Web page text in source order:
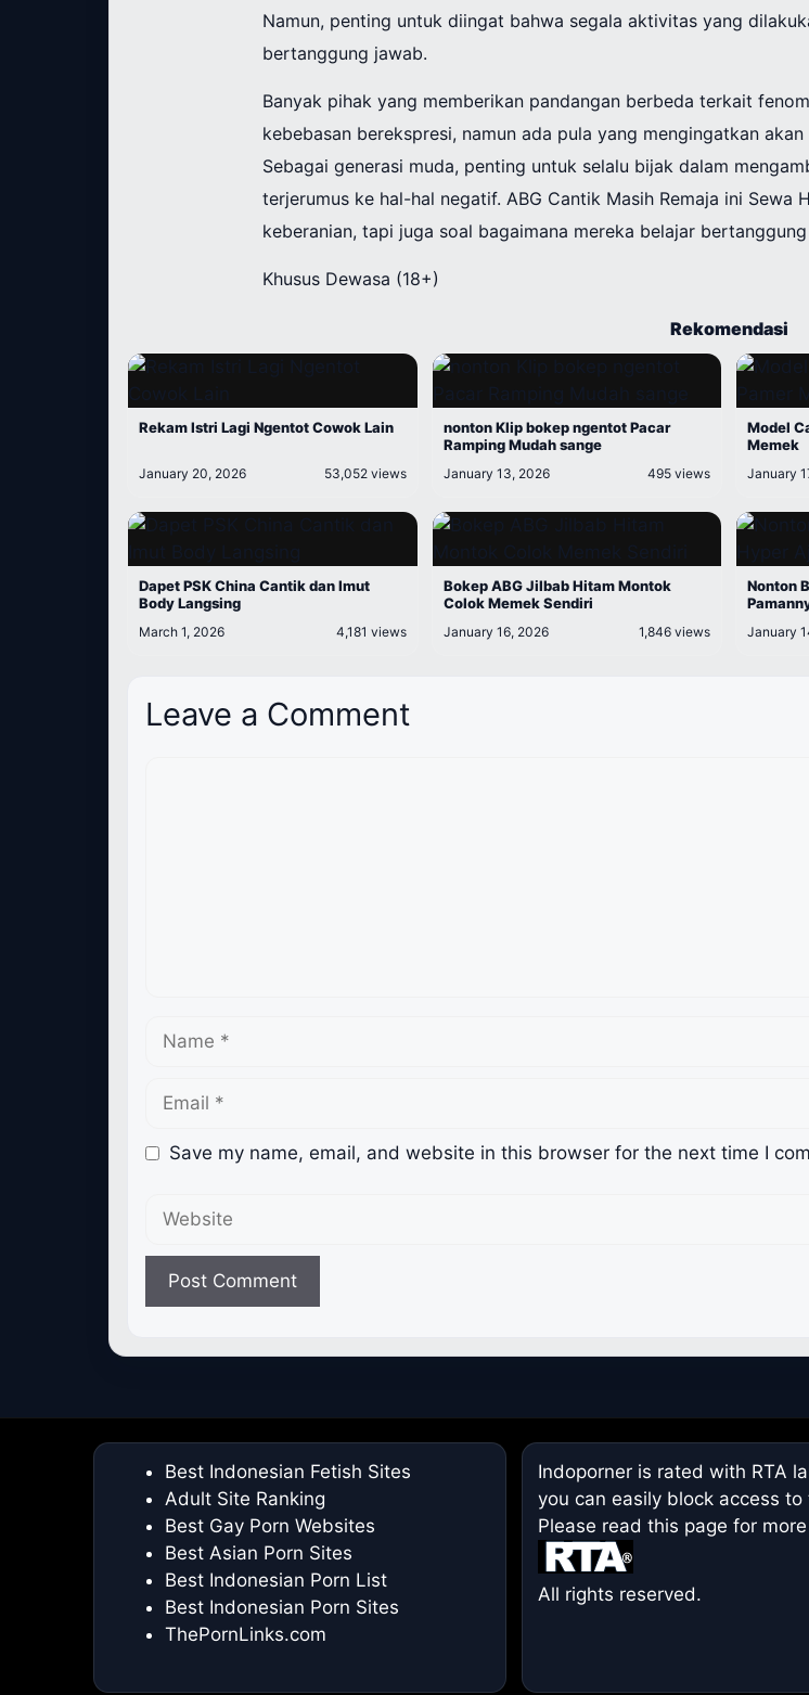
Namun, penting untuk diingat bahwa segala aktivitas yang
bertanggung jawab.
Banyak pihak yang memberikan pandangan berbeda terkait
kebebasan berekspresi, namun ada pula yang mengingatkan
Sebagai generasi muda, penting untuk selalu bijak dalam
terjerumus ke hal-hal negatif. ABG Cantik Masih Remaja ini Sewa
keberanian, tapi juga soal bagaimana mereka belajar
Khusus Dewasa (18+)
Rekomendasi
Rekam Istri Lagi Ngentot Cowok Lain
January 20, 2026 53,052 views
nonton Klip bokep ngentot Pacar
Ramping Mudah sange
January 13, 2026 495 views
Model
Memek
January
Dapet PSK China Cantik dan Imut
Body Langsing
March 1, 2026 4,181 views
Bokep ABG Jilbab Hitam Montok
Colok Memek Sendiri
January 16, 2026 1,846 views
Nonton
January
Leave a Comment
Save my name, email, and website in this browser for the next time I
Website
Best Indonesian Fetish Sites
Adult Site Ranking
Best Gay Porn Websites
Best Asian Porn Sites
Best Indonesian Porn List
Best Indonesian Porn Sites
ThePornLinks.com
Indoporner is rated with RTA
you can easily block access to
Please readthis page for
All rights reserved.